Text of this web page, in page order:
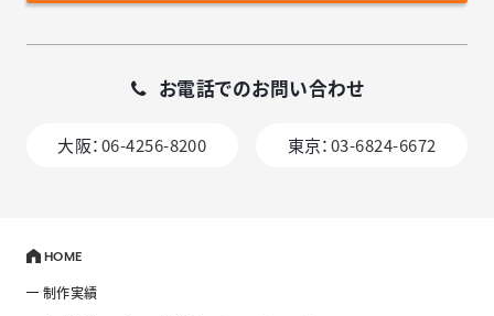
お電話でのお問い合わせ
大阪：06-4256-8200 東京：03-6824-6672
HOME
制作実績